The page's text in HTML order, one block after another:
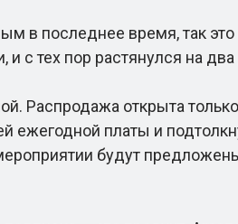
в последнее время, так
с тех пор растянулся на
Распродажа открыта
ежегодной платы и
будут